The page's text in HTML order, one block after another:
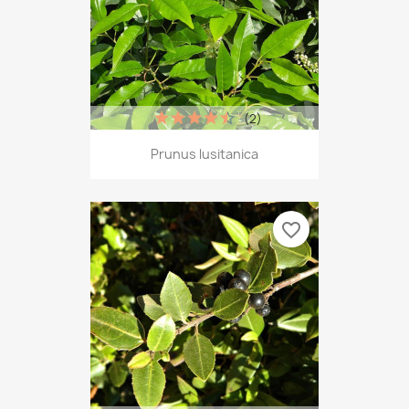
Prunus lusitanica
(2)
favorite_border